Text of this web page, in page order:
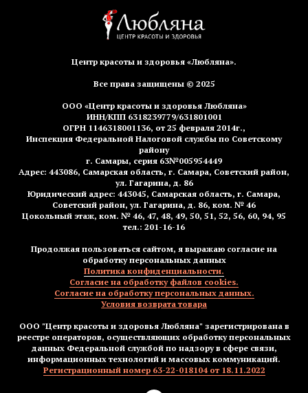
Центр красоты и здоровья «Любляна».
Все права защищены © 2025
ООО «Центр красоты и здоровья Любляна»
ИНН/КПП 6318239779/631801001
ОГРН 1146318001136, от 25 февраля 2014г.,
Инспекция Федеральной Налоговой службы по Советскому
району
г. Самары, серия 63№005954449
Адрес: 443086, Самарская область, г. Самара, Советский район,
ул. Гагарина, д. 86
Юридический адрес: 443045, Самарская область, г. Самара,
Советский район, ул. Гагарина, д. 86, ком. № 46
Цокольный этаж, ком. № 46, 47, 48, 49, 50, 51, 52, 56, 60, 94, 95
тел.: 201-16-16
Продолжая пользоваться сайтом, я выражаю согласие на
обработку персональных данных
Политика конфиденциальности.
Согласие на обработку файлов cookies.
Согласие на обработку персональных данных.
Условия возврата товара
ООО "Центр красоты и здоровья Любляна" зарегистрирована в
реестре операторов, осуществляющих обработку персональных
данных Федеральной службой по надзору в сфере связи,
информационных технологий и массовых коммуникаций.
Регистрационный номер 63-22-018104 от 18.11.2022